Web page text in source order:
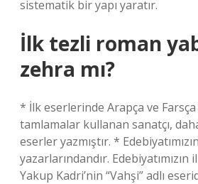
sistematik bir yapı yaratır.
İlk tezli roman
zehra mı?
* İlk eserlerinde Arapça ve
tamlamalar kullanan sanatçı,
eserler yazmıştır. *
yazarlarındandır. Edebiyatımızın
Yakup Kadri’nin “Vahşi” adlı